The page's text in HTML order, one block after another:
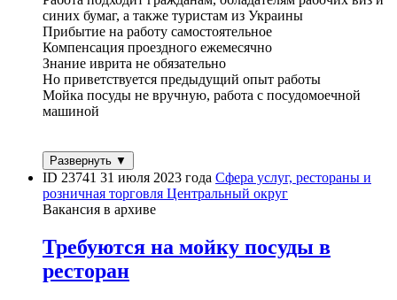
синих бумаг, а также туристам из Украины
Прибытие на работу самостоятельное
Компенсация проездного ежемесячно
Знание иврита не обязательно
Но приветствуется предыдущий опыт работы
Мойка посуды не вручную, работа с посудомоечной
машиной
Развернуть ▼
ID 23741 31 июля 2023 года Сфера услуг, рестораны и
розничная торговля Центральный округ
Вакансия в архиве
Требуются на мойку посуды в
ресторан